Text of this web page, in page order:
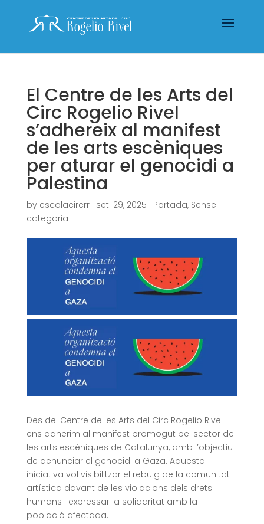
El Centre de les Arts del
Circ Rogelio Rivel
s’adhereix al manifest
de les arts escèniques
per aturar el genocidi a
Palestina
by escolacircrr| set. 29, 2025 Portada, Sense
categoria
Des del Centre de les Arts del Circ Rogelio Rivel
ens adherim al manifest promogut pel sector de
les arts escèniques de Catalunya, amb l’objectiu
de denunciar el genocidi a Gaza. Aquesta
iniciativa vol visibilitzar el rebuig de la comunitat
artística davant de les violacions dels drets
humans i expressar la solidaritat amb la
població afectada.